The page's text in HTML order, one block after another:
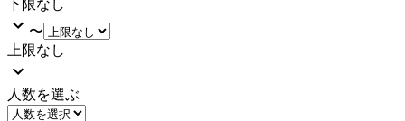
下限なし
〜
上限なし
人数を選ぶ